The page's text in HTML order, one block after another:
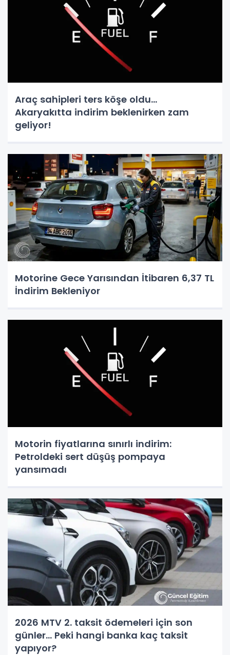
Araç sahipleri ters köşe oldu...
Akaryakıtta indirim beklenirken zam
geliyor!
Motorine Gece Yarısından İtibaren 6,37 TL
İndirim Bekleniyor
Motorin fiyatlarına sınırlı indirim:
Petroldeki sert düşüş pompaya
yansımadı
2026 MTV 2. taksit ödemeleri için son
günler... Peki hangi banka kaç taksit
yapıyor?